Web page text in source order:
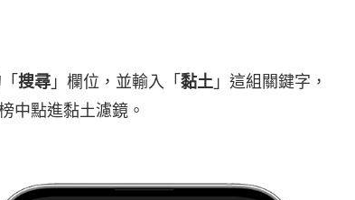
搜尋 」欄位，並輸入「 黏土 」這組關鍵字，
中點進黏土濾鏡。